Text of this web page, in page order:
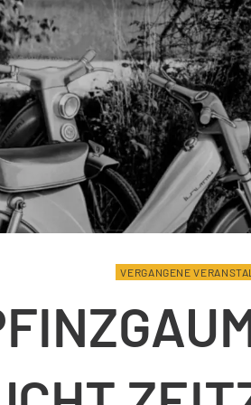
VERGANGENE